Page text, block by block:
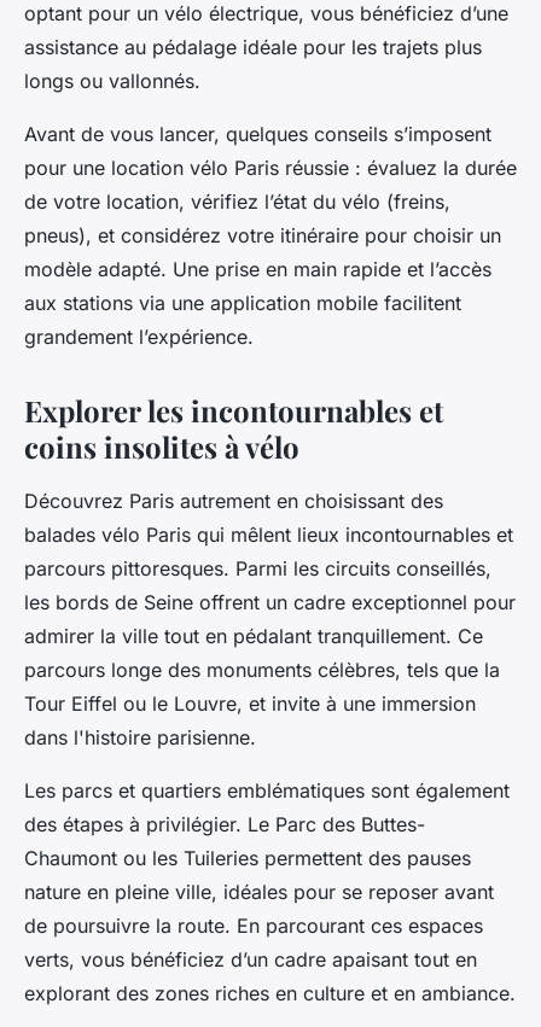
optant pour un vélo électrique, vous bénéficiez d’une
assistance au pédalage idéale pour les trajets plus
longs ou vallonnés.
Avant de vous lancer, quelques conseils s’imposent
pour une location vélo Paris réussie : évaluez la durée
de votre location, vérifiez l’état du vélo (freins,
pneus), et considérez votre itinéraire pour choisir un
modèle adapté. Une prise en main rapide et l’accès
aux stations via une application mobile facilitent
grandement l’expérience.
Explorer les incontournables et
coins insolites à vélo
Découvrez Paris autrement en choisissant des
balades vélo Paris qui mêlent lieux incontournables et
parcours pittoresques. Parmi les circuits conseillés,
les bords de Seine offrent un cadre exceptionnel pour
admirer la ville tout en pédalant tranquillement. Ce
parcours longe des monuments célèbres, tels que la
Tour Eiffel ou le Louvre, et invite à une immersion
dans l'histoire parisienne.
Les parcs et quartiers emblématiques sont également
des étapes à privilégier. Le Parc des Buttes-
Chaumont ou les Tuileries permettent des pauses
nature en pleine ville, idéales pour se reposer avant
de poursuivre la route. En parcourant ces espaces
verts, vous bénéficiez d’un cadre apaisant tout en
explorant des zones riches en culture et en ambiance.